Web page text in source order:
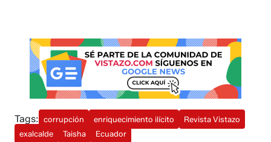
Tags: corrupción enriquecimiento ilícito
Revista Vistazo
exalcalde
Taisha Ecuador